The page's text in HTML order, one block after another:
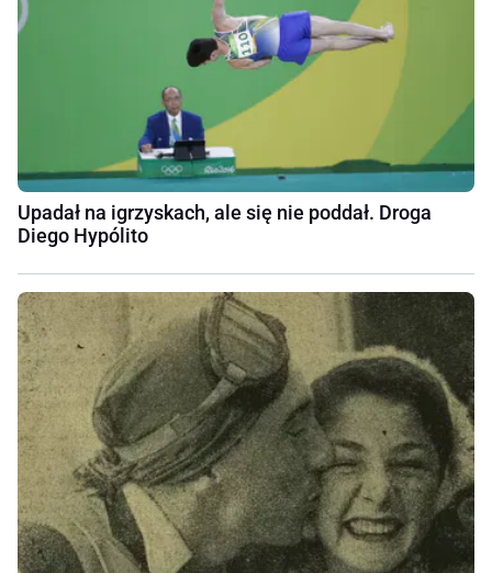
Upadał na igrzyskach, ale się nie poddał. Droga
Diego Hypólito